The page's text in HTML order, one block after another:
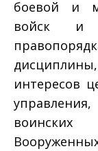
боевой и
войск и
интересов